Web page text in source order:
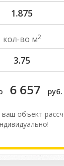
кол-во м2
6 657 руб.
ваш объект